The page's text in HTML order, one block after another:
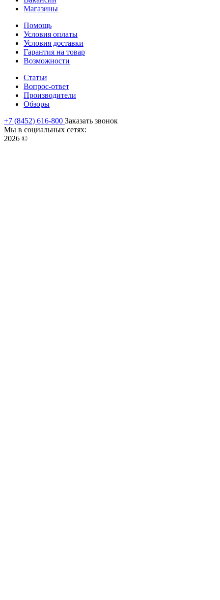
Магазины
Помощь
Условия оплаты
Условия доставки
Гарантия на товар
Возможности
Статьи
Вопрос-ответ
Производители
Обзоры
+7 (8452) 616-800 Заказать звонок
Мы в социальных сетях:
2026 ©